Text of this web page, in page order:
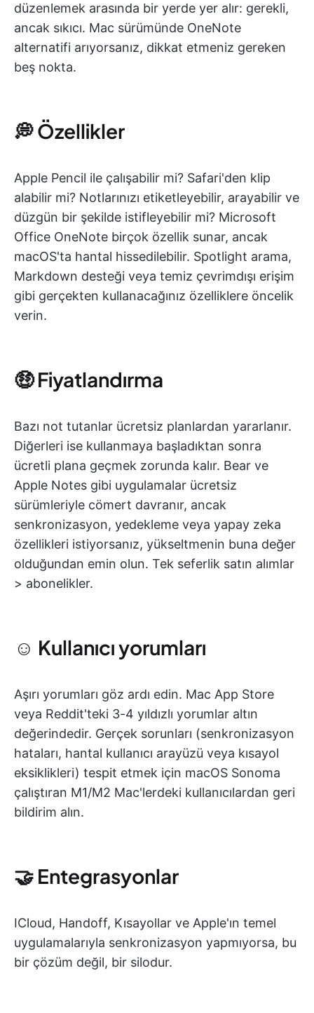
düzenlemek arasında bir yerde yer alır: gerekli,
ancak sıkıcı. Mac sürümünde OneNote
alternatifi arıyorsanız, dikkat etmeniz gereken
beş nokta.
💭 Özellikler
Apple Pencil ile çalışabilir mi? Safari'den klip
alabilir mi? Notlarınızı etiketleyebilir, arayabilir ve
düzgün bir şekilde istifleyebilir mi? Microsoft
Office OneNote birçok özellik sunar, ancak
macOS'ta hantal hissedilebilir. Spotlight arama,
Markdown desteği veya temiz çevrimdışı erişim
gibi gerçekten kullanacağınız özelliklere öncelik
verin.
🤑 Fiyatlandırma
Bazı not tutanlar ücretsiz planlardan yararlanır.
Diğerleri ise kullanmaya başladıktan sonra
ücretli plana geçmek zorunda kalır. Bear ve
Apple Notes gibi uygulamalar ücretsiz
sürümleriyle cömert davranır, ancak
senkronizasyon, yedekleme veya yapay zeka
özellikleri istiyorsanız, yükseltmenin buna değer
olduğundan emin olun. Tek seferlik satın alımlar
> abonelikler.
☺️ Kullanıcı yorumları
Aşırı yorumları göz ardı edin. Mac App Store
veya Reddit'teki 3-4 yıldızlı yorumlar altın
değerindedir. Gerçek sorunları (senkronizasyon
hataları, hantal kullanıcı arayüzü veya kısayol
eksiklikleri) tespit etmek için macOS Sonoma
çalıştıran M1/M2 Mac'lerdeki kullanıcılardan geri
bildirim alın.
🤝 Entegrasyonlar
ICloud, Handoff, Kısayollar ve Apple'ın temel
uygulamalarıyla senkronizasyon yapmıyorsa, bu
bir çözüm değil, bir silodur.